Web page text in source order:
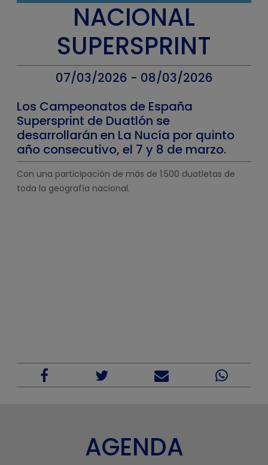
NACIONAL
SUPERSPRINT
07/03/2026 - 08/03/2026
Los Campeonatos de España
Supersprint de Duatlón se
desarrollarán en La Nucía por quinto
año consecutivo, el 7 y 8 de marzo.
Con una participación de más de 1.500 duatletas de
toda la geografía nacional.
AGENDA